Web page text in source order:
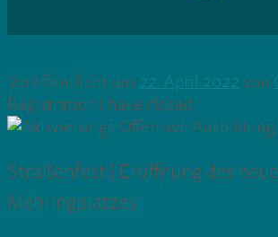
Veröffentlicht am 22. April 2022 von
Registrations have closed.
Straßenfest | Eröffnung des
Mehringplatzes